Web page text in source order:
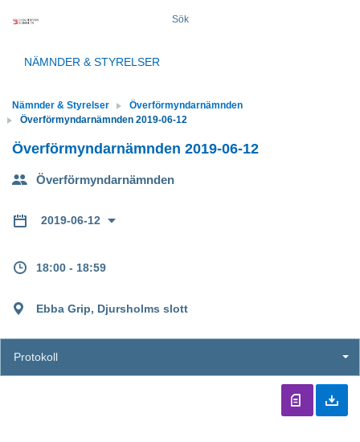
Sök
NÄMNDER & STYRELSER
Nämnder & Styrelser
Överförmyndarnämnden
Överförmyndarnämnden 2019-06-12
Överförmyndarnämnden 2019-06-12
Överförmyndarnämnden
2019-06-12
18:00 - 18:59
Ebba Grip, Djursholms slott
Protokoll